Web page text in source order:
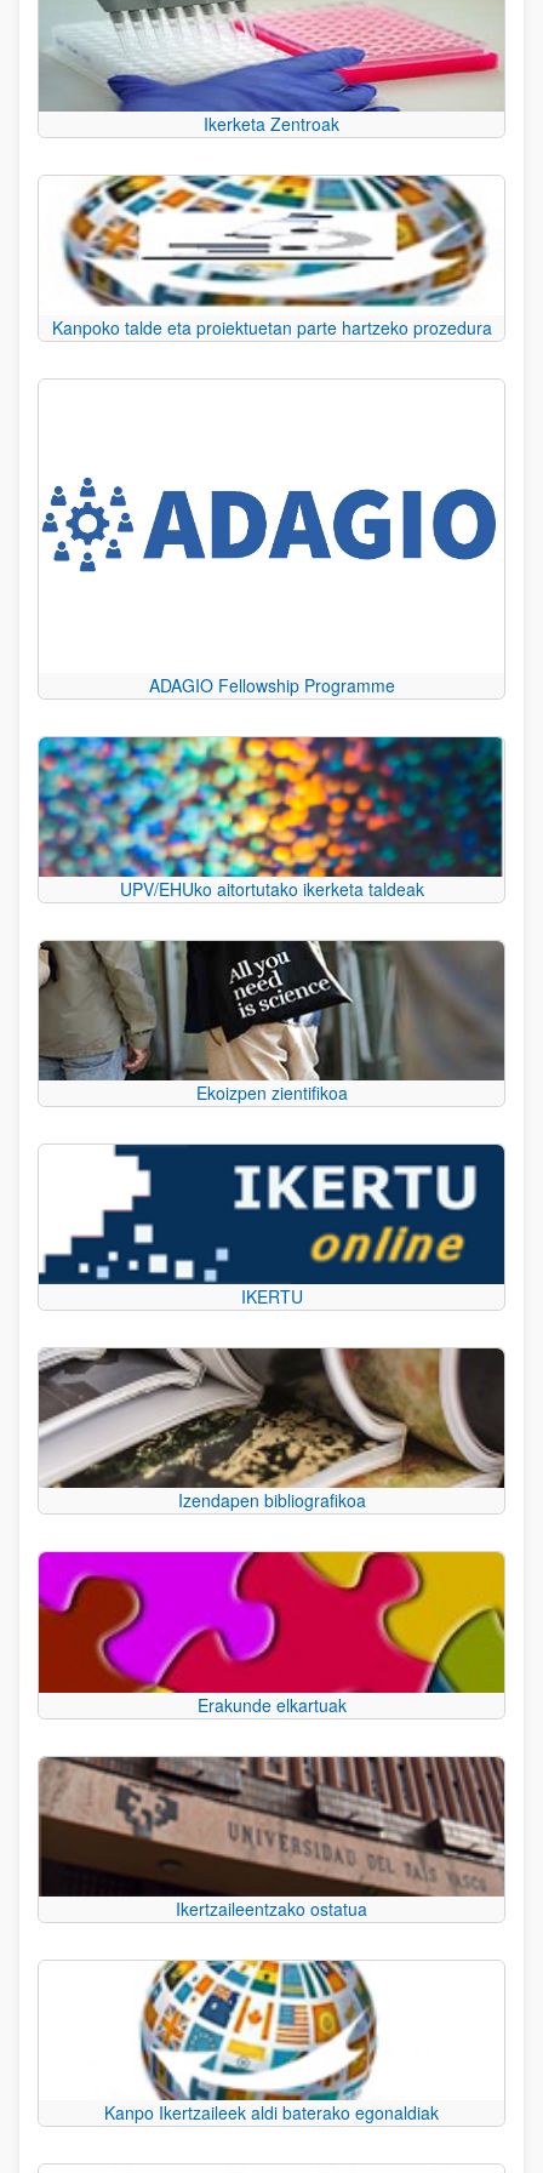
Ikerketa Zentroak
Kanpoko talde eta proiektuetan parte hartzeko prozedura
ADAGIO Fellowship Programme
UPV/EHUko aitortutako ikerketa taldeak
Ekoizpen zientifikoa
IKERTU
Izendapen bibliografikoa
Erakunde elkartuak
Ikertzaileentzako ostatua
Kanpo Ikertzaileek aldi baterako egonaldiak